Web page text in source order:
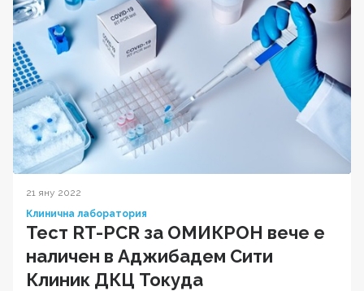
21 яну 2022
Клинична лаборатория
Тест RT-PCR за ОМИКРОН вече е
наличен в Аджибадем Сити
Клиник ДКЦ Токуда